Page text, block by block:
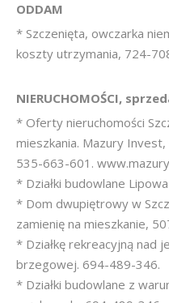
ODDAM
* Szczenięta, owczarka
koszty utrzymania, 724-
NIERUCHOMOŚCI,
* Oferty nieruchomości
mieszkania. Mazury
535-663-601.
* Działki budowlane
* Dom dwupiętrowy w
zamienię na mieszkanie,
* Działkę rekreacyjną nad
brzegowej. 694-489-346.
* Działki budowlane z